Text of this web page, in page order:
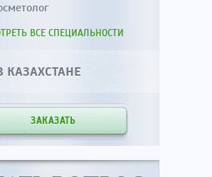
ВСЕ СПЕЦИАЛЬНОСТИ
КАЗАХСТАНЕ
ЗАКАЗАТЬ